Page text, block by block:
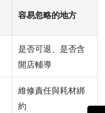
容易忽略的地方
是否可退、是否含
開店輔導
維修責任與耗材綁
約